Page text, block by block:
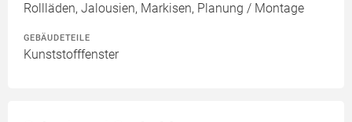
Rollläden, Jalousien, Markisen, Planung / Montage
GEBÄUDETEILE
Kunststofffenster